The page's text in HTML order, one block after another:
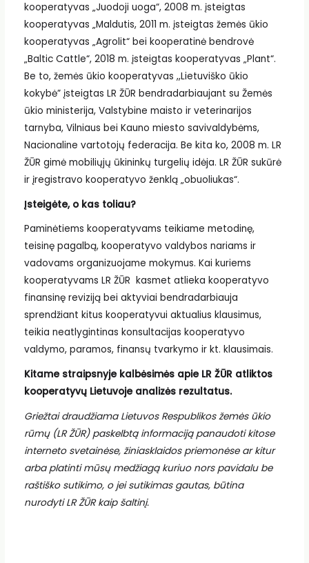
kooperatyvas „Juodoji uoga“, 2008 m. įsteigtas
kooperatyvas „Maldutis, 2011 m. įsteigtas žemės ūkio
kooperatyvas „Agrolit“ bei kooperatinė bendrovė
„Baltic Cattle“, 2018 m. įsteigtas kooperatyvas „Plant“.
Be to, žemės ūkio kooperatyvas ,,Lietuviško ūkio
kokybė” įsteigtas LR ŽŪR bendradarbiaujant su Žemės
ūkio ministerija, Valstybine maisto ir veterinarijos
tarnyba, Vilniaus bei Kauno miesto savivaldybėms,
Nacionaline vartotojų federacija. Be kita ko, 2008 m. LR
ŽŪR gimė mobiliųjų ūkininkų turgelių idėja. LR ŽŪR sukūrė
ir įregistravo kooperatyvo ženklą „obuoliukas“.
Įsteigėte, o kas toliau?
Paminėtiems kooperatyvams teikiame metodinę,
teisinę pagalbą, kooperatyvo valdybos nariams ir
vadovams organizuojame mokymus. Kai kuriems
kooperatyvams LR ŽŪR kasmet atlieka kooperatyvo
finansinę reviziją bei aktyviai bendradarbiauja
sprendžiant kitus kooperatyvui aktualius klausimus,
teikia neatlygintinas konsultacijas kooperatyvo
valdymo, paramos, finansų tvarkymo ir kt. klausimais.
Kitame straipsnyje kalbėsimės apie LR ŽŪR atliktos
kooperatyvų Lietuvoje analizės rezultatus.
Griežtai draudžiama Lietuvos Respublikos žemės ūkio
rūmų (LR ŽŪR) paskelbtą informaciją panaudoti kitose
interneto svetainėse, žiniasklaidos priemonėse ar kitur
arba platinti mūsų medžiagą kuriuo nors pavidalu be
raštiško sutikimo, o jei sutikimas gautas, būtina
nurodyti LR ŽŪR kaip šaltinį.